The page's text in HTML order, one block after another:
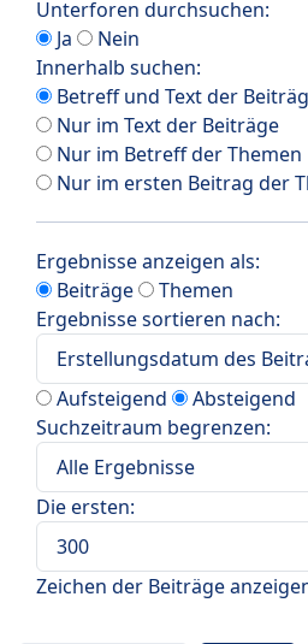
Unterforen durchsuchen:
Ja
Nein
Innerhalb suchen:
Betreff und Text der
Nur im Text der Beiträge
Nur im Betreff der Themen
Nur im ersten Beitrag der
Ergebnisse anzeigen als:
Beiträge
Themen
Ergebnisse sortieren nach:
Aufsteigend
Absteigend
Suchzeitraum begrenzen:
Die ersten:
Zeichen der Beiträge